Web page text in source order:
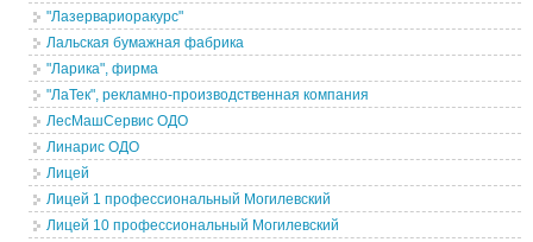
"Лазервариоракурс"
Лальская бумажная фабрика
"Ларика", фирма
"ЛаТек", рекламно-производственная компания
ЛесМашСервис ОДО
Линарис ОДО
Лицей
Лицей 1 профессиональный Могилевский
Лицей 10 профессиональный Могилевский